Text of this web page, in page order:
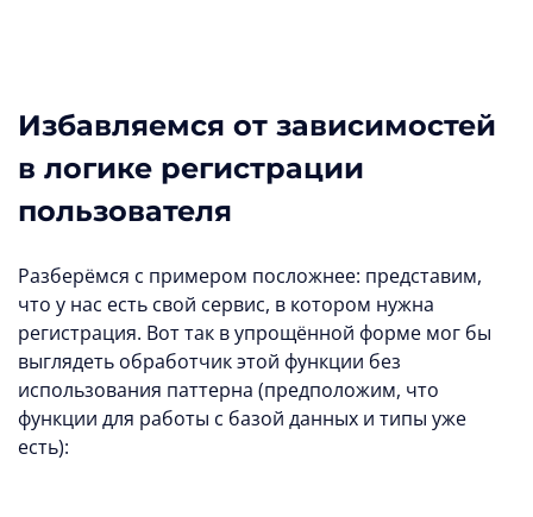
Избавляемся от зависимостей
в логике регистрации
пользователя
Разберёмся с примером посложнее: представим,
что у нас есть свой сервис, в котором нужна
регистрация. Вот так в упрощённой форме мог бы
выглядеть обработчик этой функции без
использования паттерна (предположим, что
функции для работы с базой данных и типы уже
есть):